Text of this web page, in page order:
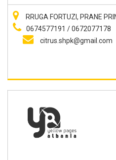
RRUGA FORTUZI, PRANE
0674577191 / 0672077178
citrus.shpk@gmail.com